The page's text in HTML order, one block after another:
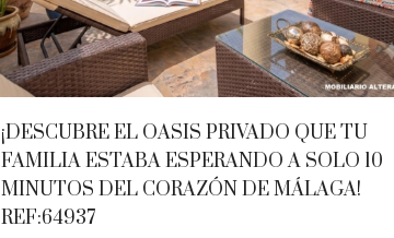
¡DESCUBRE EL OASIS PRIVADO QUE TU
FAMILIA ESTABA ESPERANDO A SOLO 10
MINUTOS DEL CORAZÓN DE MÁLAGA!
REF:64937